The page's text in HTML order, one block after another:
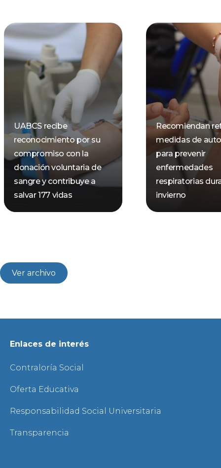
UABCS recibe
reconocimiento por su
compromiso con la
donación voluntaria de
sangre y contribuye a
salvar 177 vidas
Recomiendan
medidas de
para prevenir
enfermedades
respiratorias
invierno
Ver archivo
Enlaces de interés
Contraloría Social
Oferta Educativa
Responsabilidad Social Universitaria
Transparencia